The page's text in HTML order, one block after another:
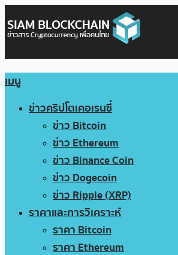
เมนู
ข่าวคริปโตเคอเรนซี่
ข่าว Bitcoin
ข่าว Ethereum
ข่าว Binance Coin
ข่าว Dogecoin
ข่าว Ripple (XRP)
ราคาและการวิเคราะห์
ราคา Bitcoin
ราคา Ethereum